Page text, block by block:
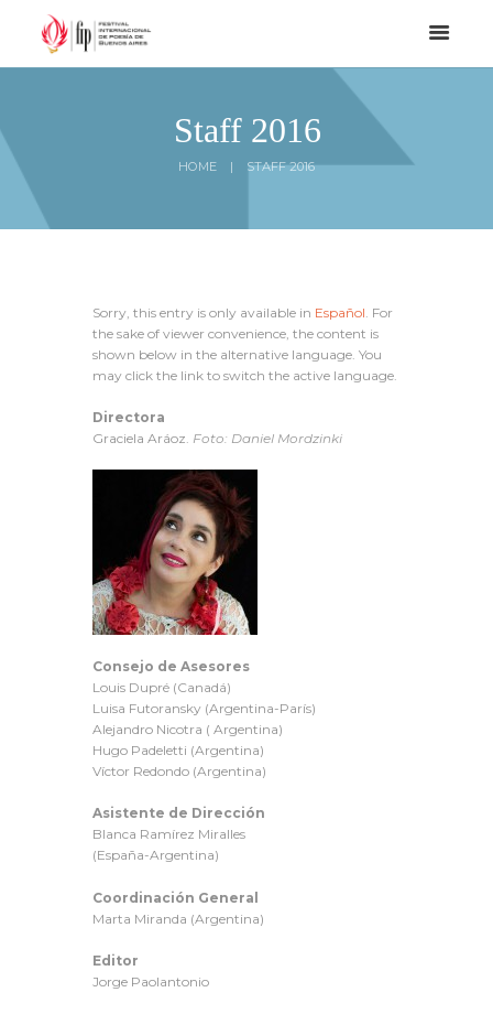
Staff 2016
HOME STAFF 2016
Sorry, this entry is only available in Español . For
the sake of viewer convenience, the content is
shown below in the alternative language. You
may click the link to switch the active language.
Directora
Graciela Aráoz. Foto: Daniel Mordzinki
Consejo de Asesores
Louis Dupré (Canadá)
Luisa Futoransky (Argentina-París)
Alejandro Nicotra ( Argentina)
Hugo Padeletti (Argentina)
Víctor Redondo (Argentina)
Asistente de Dirección
Blanca Ramírez Miralles
(España-Argentina)
Coordinación General
Marta Miranda (Argentina)
Editor
Jorge Paolantonio